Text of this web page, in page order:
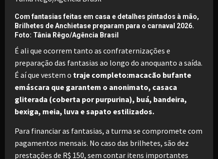
Com fantasias feitas em casa e detalhes pintados à mão,
Brilhetes de Anchietase preparam para o carnaval 2026.
Foto: Tânia Rêgo/Agência Brasil
É ali que ocorrem tanto as confraternizações e
preparação das fantasias ao longo do anoquanto a saída.
É aí que vestem o traje completo:macacão bufante
emáscara que garantem o anonimato, casaca
gliterada (coberta por purpurina), buá, bandeira,
bexiga, meia, luva e sapato estilizados.
Para financiar as fantasias, a turma se compromete com
pagamentos mensais. No caso das brilhetes, são dez
prestações de R$ 150, sem contar itens importantes